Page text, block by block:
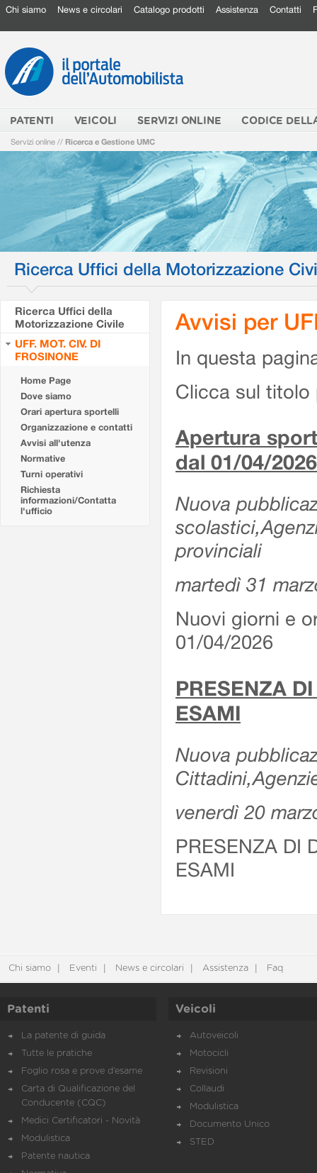
Chi siamo News e circolari Catalogo prodotti Assistenza Contatti
PATENTI VEICOLI SERVIZI ONLINE CODICE
Servizi online // Ricerca e Gestione UMC
Ricerca Uffici della Motorizzazione
Ricerca Uffici della
Motorizzazione Civile
UFF. MOT. CIV. DI
FROSINONE
Home Page
Dove siamo
Orari apertura sportelli
Organizzazione e contatti
Avvisi all'utenza
Normative
Turni operativi
Richiesta
informazioni/Contatta
l'ufficio
Avvisi per
In questa
Clicca sul titolo
Apertura
dal 01/04/2026
Nuova
provinciali
martedì 31
Nuovi giorni e
01/04/2026
PRESENZA
ESAMI
Nuova
venerdì 20
PRESENZA DI
ESAMI
Chi siamo Eventi News e circolari Assistenza Faq
Patenti
La patente di guida
Tutte le pratiche
Foglio rosa e prove d’esame
Carta di Qualificazione del
Conducente (CQC)
Medici Certificatori - Novità
Modulistica
Patente nautica
Veicoli
Autoveicoli
Motocicli
Revisioni
Collaudi
Modulistica
Documento Unico
STED